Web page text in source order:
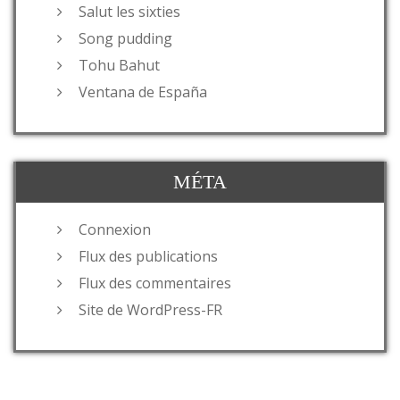
Salut les sixties
Song pudding
Tohu Bahut
Ventana de España
MÉTA
Connexion
Flux des publications
Flux des commentaires
Site de WordPress-FR